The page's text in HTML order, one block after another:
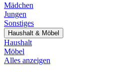
Mädchen
Jungen
Sonstiges
Haushalt & Möbel
Haushalt
Möbel
Alles anzeigen